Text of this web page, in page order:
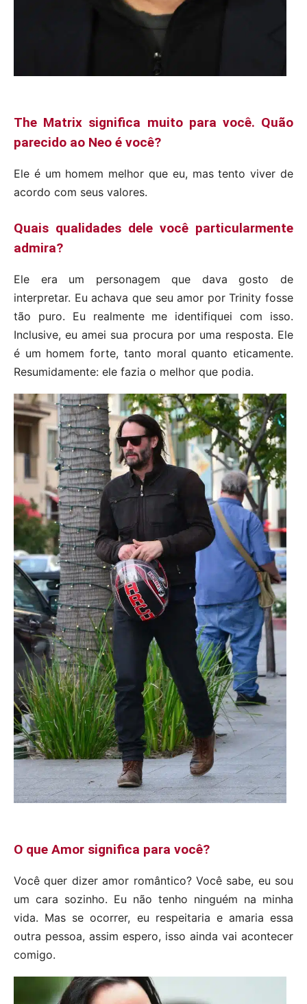
The Matrix significa muito para você. Quão
parecido ao Neo é você?
Ele é um homem melhor que eu, mas tento viver de
acordo com seus valores.
Quais qualidades dele você particularmente
admira?
Ele era um personagem que dava gosto de
interpretar. Eu achava que seu amor por Trinity fosse
tão puro. Eu realmente me identifiquei com isso.
Inclusive, eu amei sua procura por uma resposta. Ele
é um homem forte, tanto moral quanto eticamente.
Resumidamente: ele fazia o melhor que podia.
O que Amor significa para você?
Você quer dizer amor romântico? Você sabe, eu sou
um cara sozinho. Eu não tenho ninguém na minha
vida. Mas se ocorrer, eu respeitaria e amaria essa
outra pessoa, assim espero, isso ainda vai acontecer
comigo.